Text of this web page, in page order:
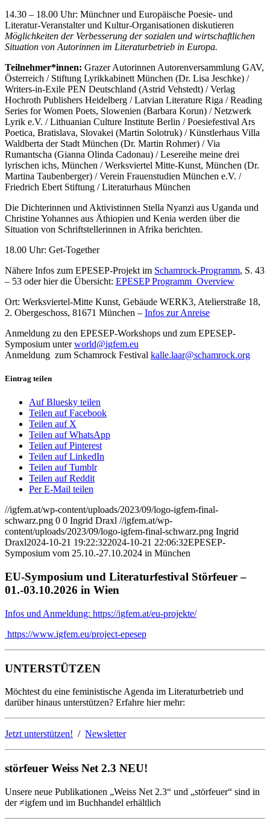
14.30 – 18.00 Uhr: Münchner und Europäische Poesie- und
Literatur-Veranstalter und Kultur-Organisationen diskutieren
Möglichkeiten der Verbesserung der sozialen und wirtschaftlichen
Situation von Autorinnen im Literaturbetrieb in Europa.
Teilnehmer*innen: Grazer Autorinnen Autorenversammlung GAV,
Österreich / Stiftung Lyrikkabinett München (Dr. Lisa Jeschke) /
Writers-in-Exile PEN Deutschland (Astrid Vehstedt) / Verlag
Hochroth Publishers Heidelberg / Latvian Literature Riga / Reading
Series for Women Poets, Slowenien (Barbara Korun) / Netzwerk
Lyrik e.V. / Lithuanian Culture Institute Berlin / Poesiefestival Ars
Poetica, Bratislava, Slovakei (Martin Solotruk) / Künstlerhaus Villa
Waldberta der Stadt München (Dr. Martin Rohmer) / Via
Rumantscha (Gianna Olinda Cadonau) / Lesereihe meine drei
lyrischen ichs, München / Werksviertel Mitte-Kunst, München (Dr.
Martina Taubenberger) / Verein Frauenstudien München e.V. /
Friedrich Ebert Stiftung / Literaturhaus München
Die Dichterinnen und Aktivistinnen Stella Nyanzi aus Uganda und
Christine Yohannes aus Äthiopien und Kenia werden über die
Situation von Schriftstellerinnen in Afrika berichten.
18.00 Uhr: Get-Together
Nähere Infos zum EPESEP-Projekt im Schamrock-Programm, S. 43
– 53 oder hier die Übersicht: EPESEP Programm_Overview
Ort: Werksviertel-Mitte Kunst, Gebäude WERK3, Atelierstraße 18,
2. Obergeschoss, 81671 München – Infos zur Anreise
Anmeldung zu den EPESEP-Workshops und zum EPESEP-
Symposium unterworld@igfem.eu
Anmeldung zum Schamrock Festival kalle.laar@schamrock.org
Eintrag teilen
Auf Bluesky teilen
Teilen auf Facebook
Teilen auf X
Teilen auf WhatsApp
Teilen auf Pinterest
Teilen auf LinkedIn
Teilen auf Tumblr
Teilen auf Reddit
Per E-Mail teilen
//igfem.at/wp-content/uploads/2023/09/logo-igfem-final-
schwarz.png 0 0 Ingrid Draxl //igfem.at/wp-
content/uploads/2023/09/logo-igfem-final-schwarz.png Ingrid
Draxl2024-10-21 19:22:322024-10-21 22:06:32EPESEP-
Symposium vom 25.10.-27.10.2024 in München
EU-Symposium und Literaturfestival Störfeuer –
01.-03.10.2026 in Wien
Infos und Anmeldung: https://igfem.at/eu-projekte/
https://www.igfem.eu/project-epesep
UNTERSTÜTZEN
Möchtest du eine feministische Agenda im Literaturbetrieb und
darüber hinaus unterstützen? Erfahre hier mehr:
Jetzt unterstützen! / Newsletter
störfeuer Weiss Net 2.3 NEU!
Unsere neue Publikationen „Weiss Net 2.3“ und „störfeuer“ sind in
der ≠igfem und im Buchhandel erhältlich